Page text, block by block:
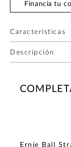
Financia tu
Características
Descripción
Ernie Ball